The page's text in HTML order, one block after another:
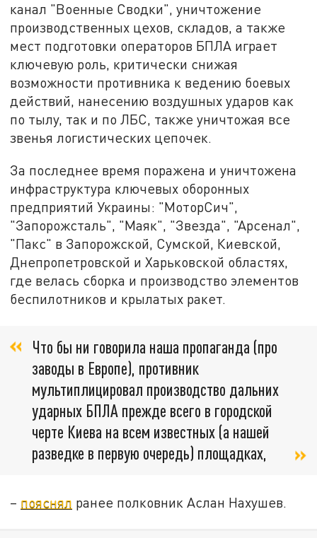
канал "Военные Сводки", уничтожение
производственных цехов, складов, а также
мест подготовки операторов БПЛА играет
ключевую роль, критически снижая
возможности противника к ведению боевых
действий, нанесению воздушных ударов как
по тылу, так и по ЛБС, также уничтожая все
звенья логистических цепочек.
За последнее время поражена и уничтожена
инфраструктура ключевых оборонных
предприятий Украины: "МоторСич",
"Запорожсталь", "Маяк", "Звезда", "Арсенал",
"Пакс" в Запорожской, Сумской, Киевской,
Днепропетровской и Харьковской областях,
где велась сборка и производство элементов
беспилотников и крылатых ракет.
Что бы ни говорила наша пропаганда (про
заводы в Европе), противник
мультиплицировал производство дальних
ударных БПЛА прежде всего в городской
черте Киева на всем известных (а нашей
разведке в первую очередь) площадках,
– пояснял ранее полковник Аслан Нахушев.